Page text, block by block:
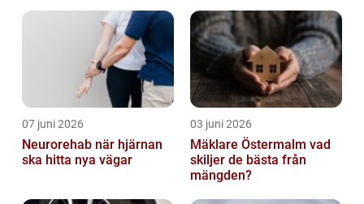
07 juni 2026
Neurorehab när hjärnan
ska hitta nya vägar
03 juni 2026
Mäklare Östermalm vad
skiljer de bästa från
mängden?